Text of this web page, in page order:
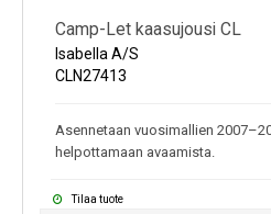
Camp-Let kaasujousi CL
Isabella A/S
CLN27413
Asennetaan vuosimallien
helpottamaan avaamista.
Tilaa tuote